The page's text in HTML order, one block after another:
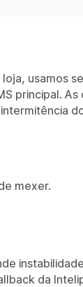
usamos
principal.
mexer.
da